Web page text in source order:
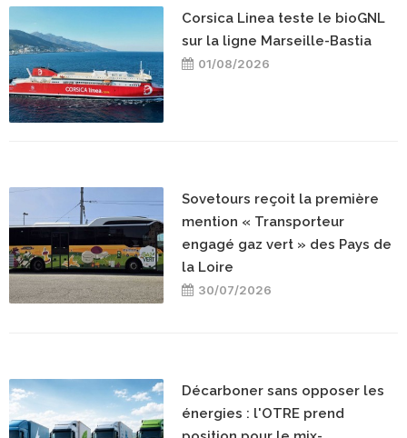
Corsica Linea teste le bioGNL
sur la ligne Marseille-Bastia
01/08/2026
Sovetours reçoit la première
mention « Transporteur
engagé gaz vert » des Pays de
la Loire
30/07/2026
Décarboner sans opposer les
énergies : l'OTRE prend